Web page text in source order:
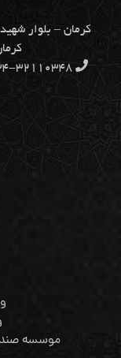
كرمان – بلوار
كرمان
۰۳۴-۳۲۱۱۰۳۴۸ و ۰۳۴-۳۲۱۱۷۷۴۶ ۰۳۴-۳۲۱۱۷۷۴۷
موسسه